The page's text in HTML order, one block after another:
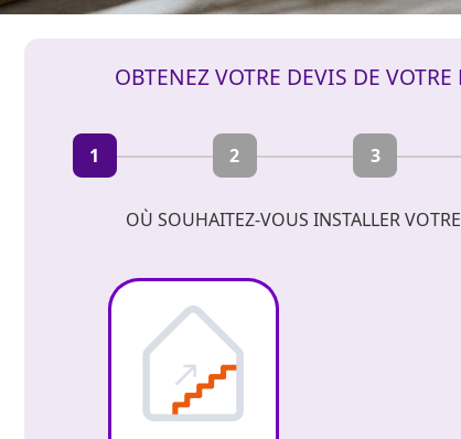
OBTENEZ VOTRE DEVIS DE
1 2 3
OÙ SOUHAITEZ-VOUS INSTALLER